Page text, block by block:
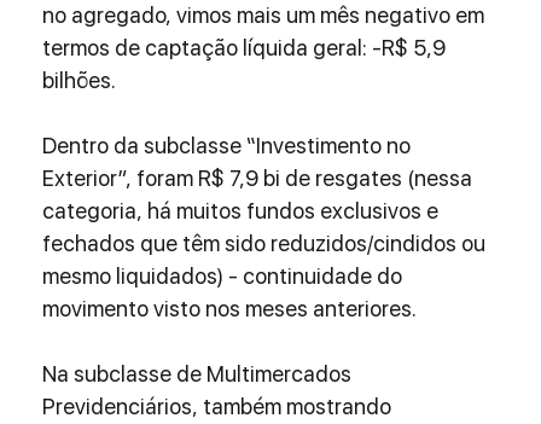
no agregado, vimos mais um mês negativo em
termos de captação líquida geral: -R$ 5,9
bilhões.
Dentro da subclasse “Investimento no
Exterior”, foram R$ 7,9 bi de resgates (nessa
categoria, há muitos fundos exclusivos e
fechados que têm sido reduzidos/cindidos ou
mesmo liquidados) - continuidade do
movimento visto nos meses anteriores.
Na subclasse de Multimercados
Previdenciários, também mostrando